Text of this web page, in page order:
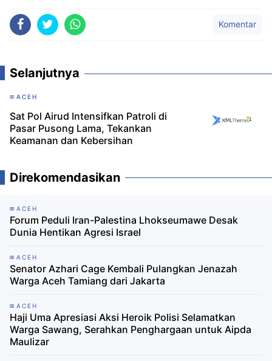
Komentar
Selanjutnya
ACEH
Sat Pol Airud Intensifkan Patroli di
Pasar Pusong Lama, Tekankan
Keamanan dan Kebersihan
Direkomendasikan
ACEH
Forum Peduli Iran-Palestina Lhokseumawe Desak
Dunia Hentikan Agresi Israel
ACEH
Senator Azhari Cage Kembali Pulangkan Jenazah
Warga Aceh Tamiang dari Jakarta
ACEH
Haji Uma Apresiasi Aksi Heroik Polisi Selamatkan
Warga Sawang, Serahkan Penghargaan untuk Aipda
Maulizar